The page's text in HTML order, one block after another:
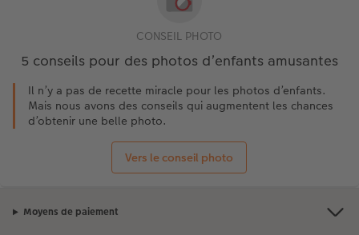
CONSEIL PHOTO
5 conseils pour des photos d’enfants amusantes
Il n’y a pas de recette miracle pour les photos d’enfants.
Mais nous avons des conseils qui augmentent les chances
d’obtenir une belle photo.
Vers le conseil photo
Moyens de paiement